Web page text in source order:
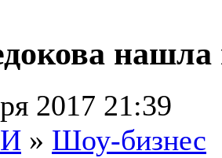
2017 21:39
» Шоу-бизнес